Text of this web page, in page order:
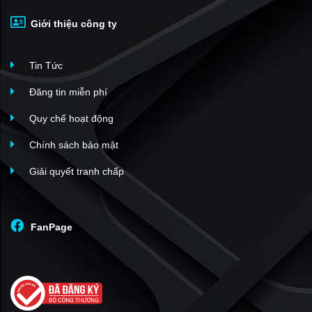
Giới thiệu công ty
Tin Tức
Đăng tin miễn phí
Quy chế hoạt động
Chính sách bảo mật
Giải quyết tranh chấp
FanPage